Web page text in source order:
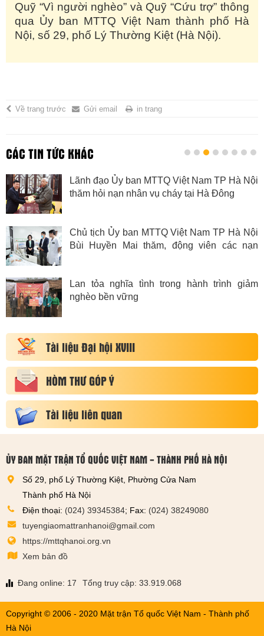
Quỹ “Vì người nghèo” và Quỹ “Cứu trợ” thông
qua Ủy ban MTTQ Việt Nam thành phố Hà
Nội, số 29, phố Lý Thường Kiệt (Hà Nội).
Về trang trước Gửi email in trang
CÁC TIN TỨC KHÁC
Việt Nam TP Hà Nội
tại Hà Đông
Việt Nam TP Hà Nội
động viên các nạn
Cai
hành trình giảm
Trao gửi yêu thương
nhân mùa Giáng sinh
Hà Nội hỗ trợ tỉnh
xây dựng khu tái
Nghĩa tình thủ đô
Tài liệu Đại hội XVIII
HÒM THƯ GÓP Ý
Tài liệu liên quan
ỦY BAN MẶT TRẬN TỔ QUỐC VIỆT NAM - THÀNH PHỐ HÀ NỘI
Số 29, phố Lý Thường Kiệt, Phường Cửa Nam
Thành phố Hà Nội
Điện thoại: (024) 39345384; Fax: (024) 38249080
tuyengiaomattranhanoi@gmail.com
https://mttqhanoi.org.vn
Xem bản đồ
Đang online: 17 Tổng truy cập: 33.919.068
Copyright © 2006 - 2020 Mặt trận Tổ quốc Việt Nam - Thành phố
Hà Nội